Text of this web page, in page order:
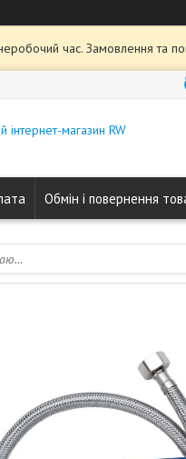
час. Замовлення та
інтернет-магазин RW
Обмін і повернення